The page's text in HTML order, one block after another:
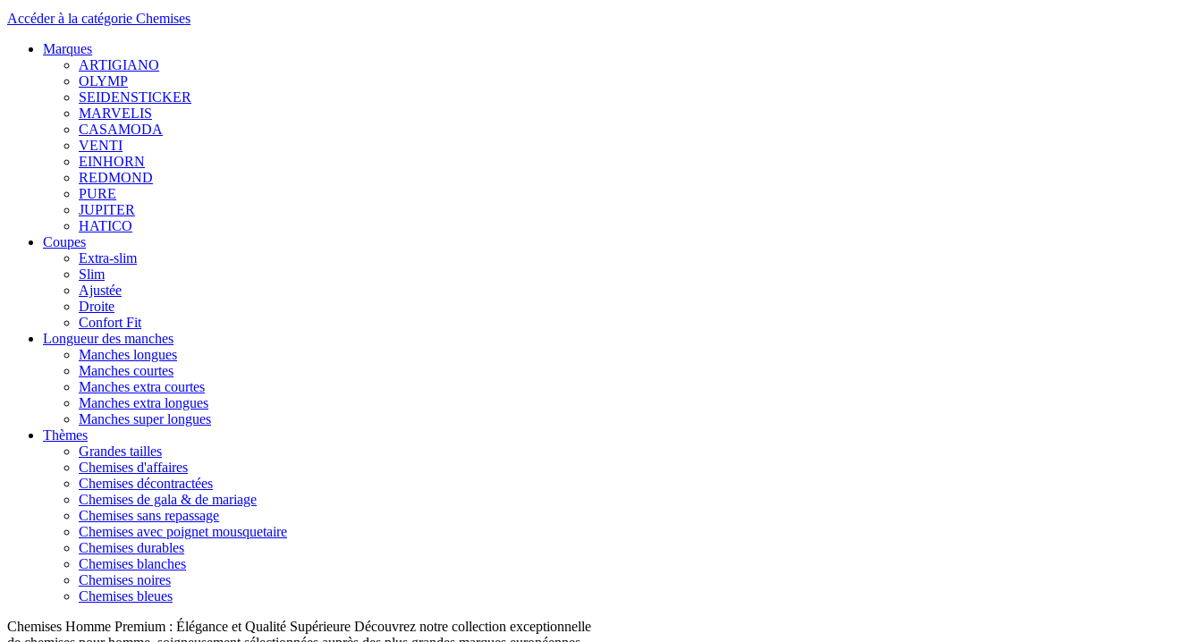
Accéder à la catégorie Chemises
Marques
ARTIGIANO
OLYMP
SEIDENSTICKER
MARVELIS
CASAMODA
VENTI
EINHORN
REDMOND
PURE
JUPITER
HATICO
Coupes
Extra-slim
Slim
Ajustée
Droite
Confort Fit
Longueur des manches
Manches longues
Manches courtes
Manches extra courtes
Manches extra longues
Manches super longues
Thèmes
Grandes tailles
Chemises d'affaires
Chemises décontractées
Chemises de gala & de mariage
Chemises sans repassage
Chemises avec poignet mousquetaire
Chemises durables
Chemises blanches
Chemises noires
Chemises bleues
Chemises Homme Premium : Élégance et Qualité Supérieure Découvrez notre collection exceptionnelle